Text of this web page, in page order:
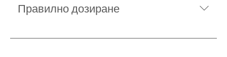
Правилно дозиране